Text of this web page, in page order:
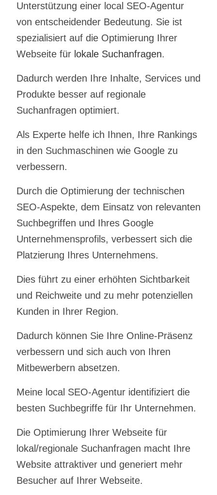
Unterstützung einer local SEO-Agentur
von entscheidender Bedeutung. Sie ist
spezialisiert auf die Optimierung Ihrer
Webseite für lokale Suchanfragen.
Dadurch werden Ihre Inhalte, Services und
Produkte besser auf regionale
Suchanfragen optimiert.
Als Experte helfe ich Ihnen, Ihre Rankings
in den Suchmaschinen wie Google zu
verbessern.
Durch die Optimierung der technischen
SEO-Aspekte, dem Einsatz von relevanten
Suchbegriffen und Ihres Google
Unternehmensprofils, verbessert sich die
Platzierung Ihres Unternehmens.
Dies führt zu einer erhöhten Sichtbarkeit
und Reichweite und zu mehr potenziellen
Kunden in Ihrer Region.
Dadurch können Sie Ihre Online-Präsenz
verbessern und sich auch von Ihren
Mitbewerbern absetzen.
Meine local SEO-Agentur identifiziert die
besten Suchbegriffe für Ihr Unternehmen.
Die Optimierung Ihrer Webseite für
lokal/regionale Suchanfragen macht Ihre
Website attraktiver und generiert mehr
Besucher auf Ihrer Webseite.